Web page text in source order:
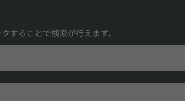
することで検索が行えます。